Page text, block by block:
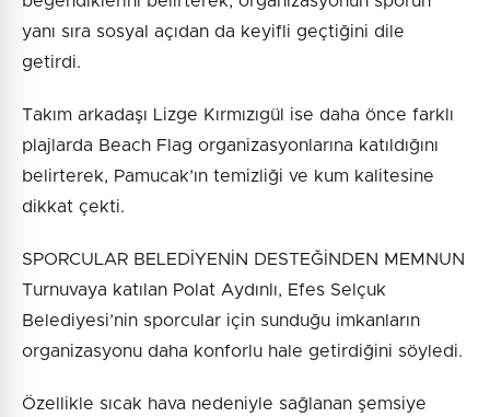
yanı sıra sosyal açıdan da keyifli geçtiğini dile
getirdi.
Takım arkadaşı Lizge Kırmızıgül ise daha önce farklı
plajlarda Beach Flag organizasyonlarına katıldığını
belirterek, Pamucak’ın temizliği ve kum kalitesine
dikkat çekti.
SPORCULAR BELEDİYENİN DESTEĞİNDEN MEMNUN
Turnuvaya katılan Polat Aydınlı, Efes Selçuk
Belediyesi’nin sporcular için sunduğu imkanların
organizasyonu daha konforlu hale getirdiğini söyledi.
Özellikle sıcak hava nedeniyle sağlanan şemsiye